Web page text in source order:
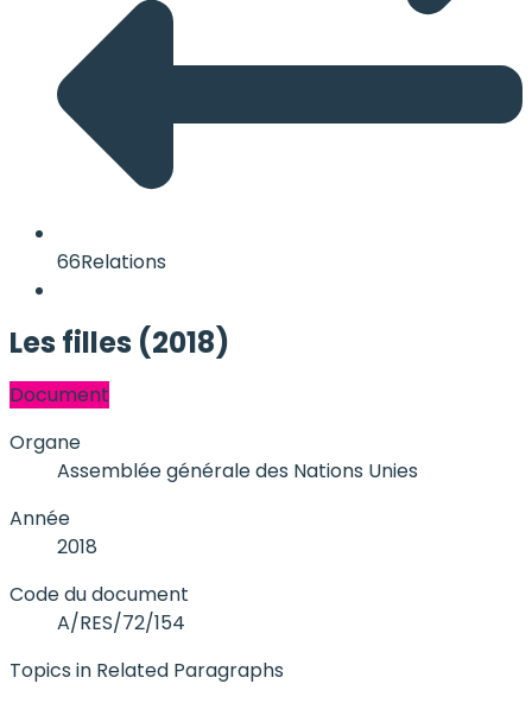
66Relations
Les filles (2018)
Document
Organe
Assemblée générale des Nations Unies
Année
2018
Code du document
A/RES/72/154
Topics in Related Paragraphs